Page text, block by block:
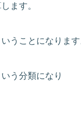
ます。
うことになります
う分類になり